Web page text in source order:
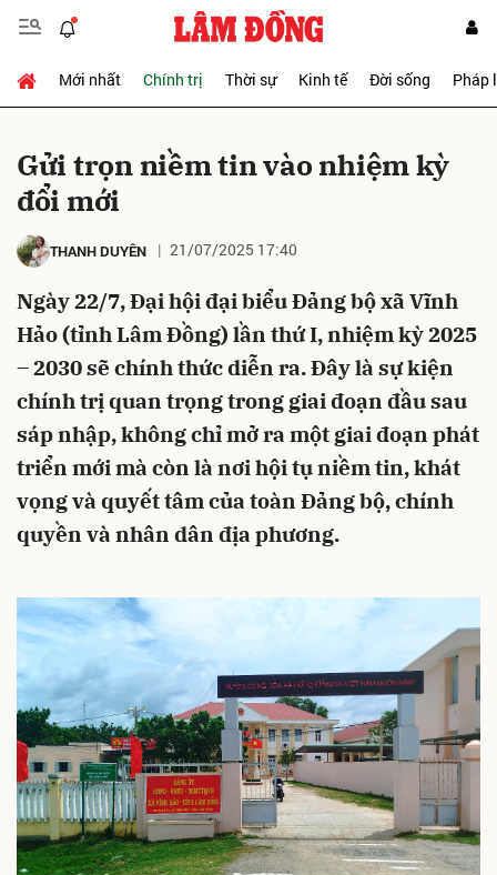
Mới nhất Chính trị Thời sự Kinh tế Đời sống Pháp
Gửi trọn niềm tin vào nhiệm kỳ
đổi mới
THANH DUYÊN 21/07/2025 17:40
Ngày 22/7, Đại hội đại biểu Đảng bộ xã Vĩnh
Hảo (tỉnh Lâm Đồng) lần thứ I, nhiệm kỳ 2025
– 2030 sẽ chính thức diễn ra. Đây là sự kiện
chính trị quan trọng trong giai đoạn đầu sau
sáp nhập, không chỉ mở ra một giai đoạn phát
triển mới mà còn là nơi hội tụ niềm tin, khát
vọng và quyết tâm của toàn Đảng bộ, chính
quyền và nhân dân địa phương.
Gửi bình luận
Hủy Gửi